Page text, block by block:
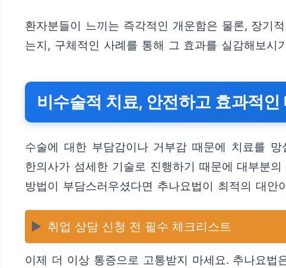
환자분들이 느끼는 즉각적인 개운함은 물론, 장기
는지, 구체적인 사례를 통해 그 효과를 실감해보시
비수술적 치료, 안전하고 효과적인
수술에 대한 부담감이나 거부감 때문에 치료를
한의사가 섬세한 기술로 진행하기 때문에 대부분
방법이 부담스러우셨다면 추나요법이 최적의 대안
▶️ 취업 상담 신청 전 필수 체크리스트
이제 더 이상 통증으로 고통받지 마세요. 추나요